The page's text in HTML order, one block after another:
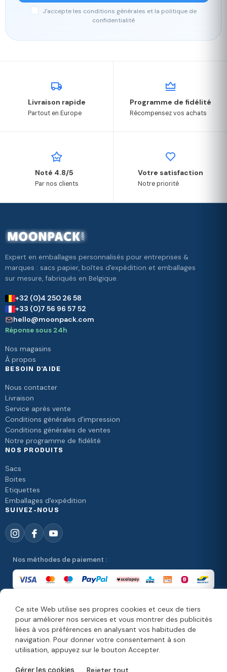
J'accepte les conditions générales et la politique de
confidentialité
Ce site Web utilise ses propres cookies et ceux de tiers
pour améliorer nos services et vous montrer des publicités
liées à vos préférences en analysant vos habitudes de
navigation. Pour donner votre consentement à son
utilisation, appuyez sur le bouton Accepter.
Gérer les cookies Rejeter tout
Livraison rapide
Partout en Europe
Programme de fidélité
Récompensez vos achats
Noté 4.8/5
Par nos clients
Votre satisfaction
Notre priorité
Expert en emballages personnalisés pour entreprises &
marques : sacs papier, boîtes d'expédition et emballages
sur mesure, fabriqués en Belgique.
+32 (0)4 250 26 58
+33 (0)7 56 96 57 52
hello@moonpack.com
Réponse sous 24h
Nos magasins
À propos
BESOIN D'AIDE
Nous contacter
Livraison
Service après vente
Conditions générales d'impression
Conditions générales de ventes
Notre programme de fidélité
NOS PRODUITS
Sacs
Boites
Etiquettes
Emballages d'expédition
SUIVEZ-NOUS
Nos méthodes de paiement :
Nos méthodes de livraison :